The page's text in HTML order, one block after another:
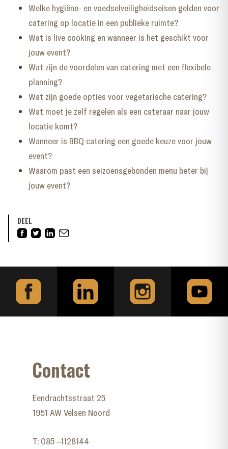
Welke hygiëne- en voedselveiligheidseisen gelden voor
catering op locatie in een publieke ruimte?
Wat is live cooking en wanneer is het geschikt voor
jouw event?
Wat zijn de voordelen van catering met een flexibele
planning?
Wat zijn goede opties voor vegetarische catering?
Wat moet je zelf regelen als een cateraar naar jouw
locatie komt?
Wanneer is BBQ catering een goede keuze voor jouw
event?
Waarom past een seizoensgebonden menu beter bij
jouw event?
DEEL
Contact
Eendrachtsstraat 25
1951 AW Velsen Noord
T: 085 –1128144